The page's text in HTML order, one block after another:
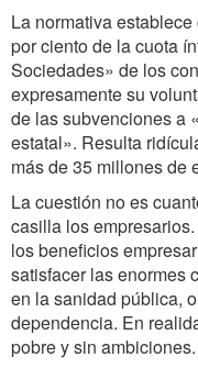
La normativa
por ciento de la cuota
Sociedades» de los
expresamente su
de las subvenciones a
estatal». Resulta
más de 35 millones de
La cuestión no es
casilla los
los beneficios
satisfacer las enormes
en la sanidad pública,
dependencia. En
pobre y sin ambiciones.